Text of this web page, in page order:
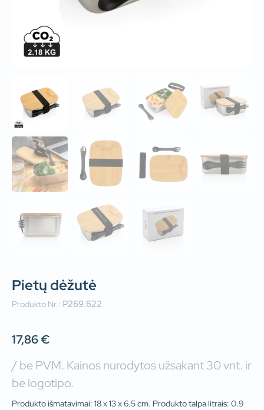
Pietų dėžutė
Produkto Nr.: P269.622
17,86€
/ be PVM. Kainos nurodytos užsakant 30 vnt. ir
be logotipo.
Produkto išmatavimai: 18 x 13 x 6.5 cm. Produkto talpa litrais: 0.9